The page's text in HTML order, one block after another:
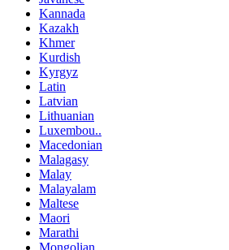
Kannada
Kazakh
Khmer
Kurdish
Kyrgyz
Latin
Latvian
Lithuanian
Luxembou..
Macedonian
Malagasy
Malay
Malayalam
Maltese
Maori
Marathi
Mongolian